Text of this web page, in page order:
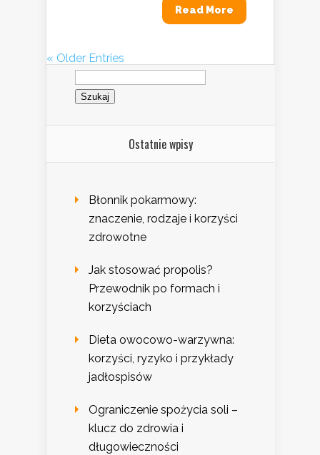
Read More
« Older Entries
Szukaj:
Ostatnie wpisy
Błonnik pokarmowy:
znaczenie, rodzaje i korzyści
zdrowotne
Jak stosować propolis?
Przewodnik po formach i
korzyściach
Dieta owocowo-warzywna:
korzyści, ryzyko i przykłady
jadłospisów
Ograniczenie spożycia soli –
klucz do zdrowia i
długowieczności